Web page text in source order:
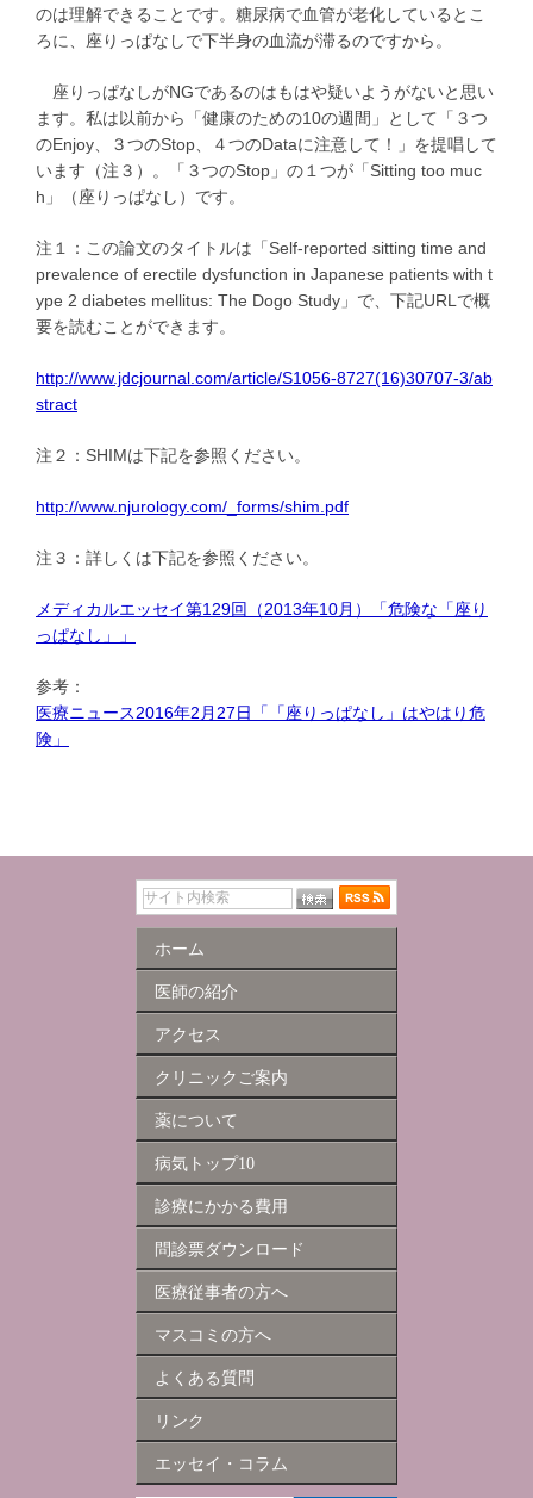
のは理解できることです。糖尿病で血管が老化しているとこ
ろに、座りっぱなしで下半身の血流が滞るのですから。
座りっぱなしがNGであるのはもはや疑いようがないと思い
ます。私は以前から「健康のための10の週間」として「３つ
のEnjoy、３つのStop、４つのDataに注意して！」を提唱して
います（注３）。「３つのStop」の１つが「Sitting too muc
h」（座りっぱなし）です。
注１：この論文のタイトルは「Self-reported sitting time and
prevalence of erectile dysfunction in Japanese patients with t
ype 2 diabetes mellitus: The Dogo Study」で、下記URLで概
要を読むことができます。
http://www.jdcjournal.com/article/S1056-8727(16)30707-3/ab
stract
注２：SHIMは下記を参照ください。
http://www.njurology.com/_forms/shim.pdf
注３：詳しくは下記を参照ください。
メディカルエッセイ第129回（2013年10月）「危険な「座り
っぱなし」」
参考：
医療ニュース2016年2月27日「「座りっぱなし」はやはり危
険」
ホーム
医師の紹介
アクセス
クリニックご案内
薬について
病気トップ10
診療にかかる費用
問診票ダウンロード
医療従事者の方へ
マスコミの方へ
よくある質問
リンク
エッセイ・コラム